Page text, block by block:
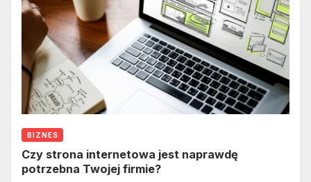
BIZNES
Czy strona internetowa jest naprawdę
potrzebna Twojej firmie?